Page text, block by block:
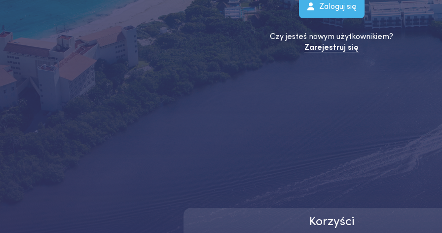
Zaloguj się
Czy jesteś nowym użytkownikiem?
Zarejestruj się
Korzyści